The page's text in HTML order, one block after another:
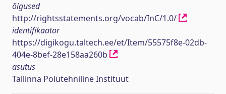
õigused
http://rightsstatements.org/vocab/InC/1.0/
identifikaator
https://digikogu.taltech.ee/et/Item/55575f8e-02db-
404e-8bef-28e158aa260b
asutus
Tallinna Polütehniline Instituut